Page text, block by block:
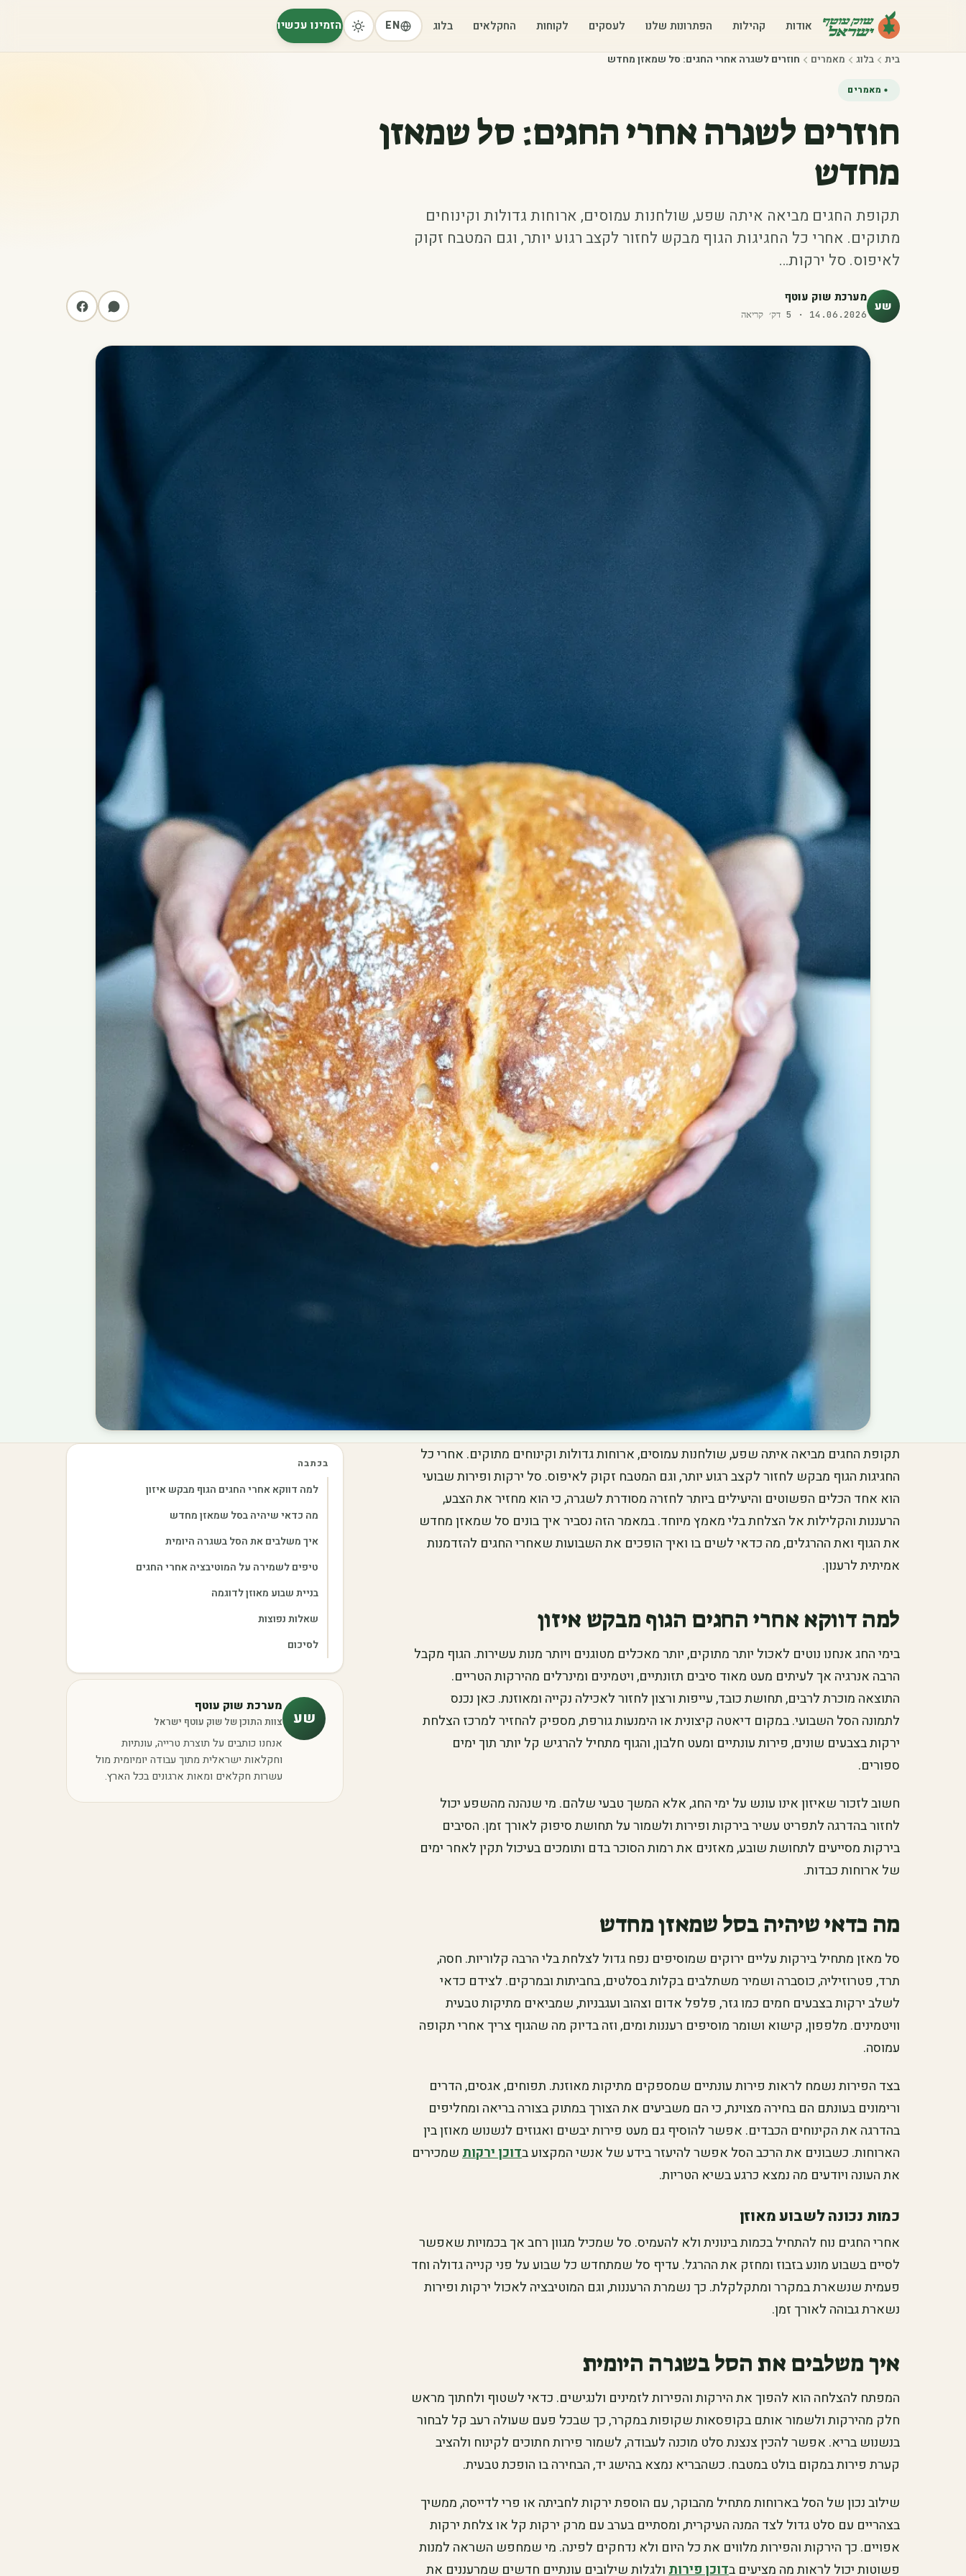
אודות קהילות הפתרונות שלנו לעסקים לקוחות החקלאים בלוג EN הזמינו עכשיו
בית בלוג מאמרים חוזרים לשגרה אחרי החגים: סל שמאזן מחדש
מאמרים
חוזרים לשגרה אחרי החגים: סל שמאזן
מחדש
תקופת החגים מביאה איתה שפע, שולחנות עמוסים, ארוחות גדולות וקינוחים
מתוקים. אחרי כל החגיגות הגוף מבקש לחזור לקצב רגוע יותר, וגם המטבח זקוק
לאיפוס. סל ירקות…
שע מערכת שוק עוטף
14.06.2026
·
5 דק׳ קריאה
תקופת החגים מביאה איתה שפע, שולחנות עמוסים, ארוחות גדולות וקינוחים מתוקים. אחרי כל
החגיגות הגוף מבקש לחזור לקצב רגוע יותר, וגם המטבח זקוק לאיפוס. סל ירקות ופירות שבועי
הוא אחד הכלים הפשוטים והיעילים ביותר לחזרה מסודרת לשגרה, כי הוא מחזיר את הצבע,
הרעננות והקלילות אל הצלחת בלי מאמץ מיוחד. במאמר הזה נסביר איך בונים סל שמאזן מחדש
את הגוף ואת ההרגלים, מה כדאי לשים בו ואיך הופכים את השבועות שאחרי החגים להזדמנות
אמיתית לרענון.
למה דווקא אחרי החגים הגוף מבקש איזון
בימי החג אנחנו נוטים לאכול יותר מתוקים, יותר מאכלים מטוגנים ויותר מנות עשירות. הגוף מקבל
הרבה אנרגיה אך לעיתים מעט מאוד סיבים תזונתיים, ויטמינים ומינרלים מהירקות הטריים.
התוצאה מוכרת לרבים, תחושת כובד, עייפות ורצון לחזור לאכילה נקייה ומאוזנת. כאן נכנס
לתמונה הסל השבועי. במקום דיאטה קיצונית או הימנעות גורפת, מספיק להחזיר למרכז הצלחת
ירקות בצבעים שונים, פירות עונתיים ומעט חלבון, והגוף מתחיל להרגיש קל יותר תוך ימים
ספורים.
חשוב לזכור שאיזון אינו עונש על ימי החג, אלא המשך טבעי שלהם. מי שנהנה מהשפע יכול
לחזור בהדרגה לתפריט עשיר בירקות ופירות ולשמור על תחושת סיפוק לאורך זמן. הסיבים
בירקות מסייעים לתחושת שובע, מאזנים את רמות הסוכר בדם ותומכים בעיכול תקין לאחר ימים
של ארוחות כבדות.
מה כדאי שיהיה בסל שמאזן מחדש
סל מאזן מתחיל בירקות עליים ירוקים שמוסיפים נפח גדול לצלחת בלי הרבה קלוריות. חסה,
תרד, פטרוזיליה, כוסברה ושמיר משתלבים בקלות בסלטים, בחביתות ובמרקים. לצידם כדאי
לשלב ירקות בצבעים חמים כמו גזר, פלפל אדום וצהוב ועגבניות, שמביאים מתיקות טבעית
וויטמינים. מלפפון, קישוא ושומר מוסיפים רעננות ומים, וזה בדיוק מה שהגוף צריך אחרי תקופה
עמוסה.
בצד הפירות נשמח לראות פירות עונתיים שמספקים מתיקות מאוזנת. תפוחים, אגסים, הדרים
ורימונים בעונתם הם בחירה מצוינת, כי הם משביעים את הצורך במתוק בצורה בריאה ומחליפים
בהדרגה את הקינוחים הכבדים. אפשר להוסיף גם מעט פירות יבשים ואגוזים לנשנוש מאוזן בין
הארוחות. כשבונים את הרכב הסל אפשר להיעזר בידע של אנשי המקצוע בדוכן ירקותשמכירים
את העונה ויודעים מה נמצא כרגע בשיא הטריות.
כמות נכונה לשבוע מאוזן
אחרי החגים נוח להתחיל בכמות בינונית ולא להעמיס. סל שמכיל מגוון רחב אך בכמויות שאפשר
לסיים בשבוע מונע בזבוז ומחזק את ההרגל. עדיף סל שמתחדש כל שבוע על פני קנייה גדולה וחד
פעמית שנשארת במקרר ומתקלקלת. כך נשמרת הרעננות, וגם המוטיבציה לאכול ירקות ופירות
נשארת גבוהה לאורך זמן.
איך משלבים את הסל בשגרה היומית
המפתח להצלחה הוא להפוך את הירקות והפירות לזמינים ולנגישים. כדאי לשטוף ולחתוך מראש
חלק מהירקות ולשמור אותם בקופסאות שקופות במקרר, כך שבכל פעם שעולה רעב קל לבחור
בנשנוש בריא. אפשר להכין צנצנת סלט מוכנה לעבודה, לשמור פירות חתוכים לקינוח ולהציב
קערת פירות במקום בולט במטבח. כשהבריא נמצא בהישג יד, הבחירה בו הופכת טבעית.
שילוב נכון של הסל בארוחות מתחיל מהבוקר, עם הוספת ירקות לחביתה או פרי לדייסה, ממשיך
בצהריים עם סלט גדול לצד המנה העיקרית, ומסתיים בערב עם מרק ירקות קל או צלחת ירקות
אפויים. כך הירקות והפירות מלווים את כל היום ולא נדחקים לפינה. מי שמחפש השראה למנות
פשוטות יכול לראות מה מציעים בדוכן פירותולגלות שילובים עונתיים חדשים שמרעננים את
בכתבה
למה דווקא אחרי החגים הגוף מבקש איזון
מה כדאי שיהיה בסל שמאזן מחדש
איך משלבים את הסל בשגרה היומית
טיפים לשמירה על המוטיבציה אחרי החגים
בניית שבוע מאוזן לדוגמה
שאלות נפוצות
לסיכום
שע
מערכת שוק עוטף
צוות התוכן של שוק עוטף ישראל
אנחנו כותבים על תוצרת טרייה, עונתיות
וחקלאות ישראלית מתוך עבודה יומיומית מול
עשרות חקלאים ומאות ארגונים בכל הארץ.